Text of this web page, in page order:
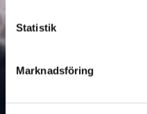
Statistik
Marknadsföring